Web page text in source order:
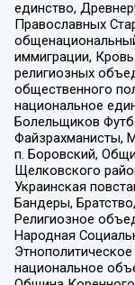
единство,
Православных
иммиграции,
религиозных
общественного
национальное
Болельщиков
Файзрахманисты,
п. Боровский,
Щелковского
Украинская
Бандеры,
Религиозное
Народная
национальное